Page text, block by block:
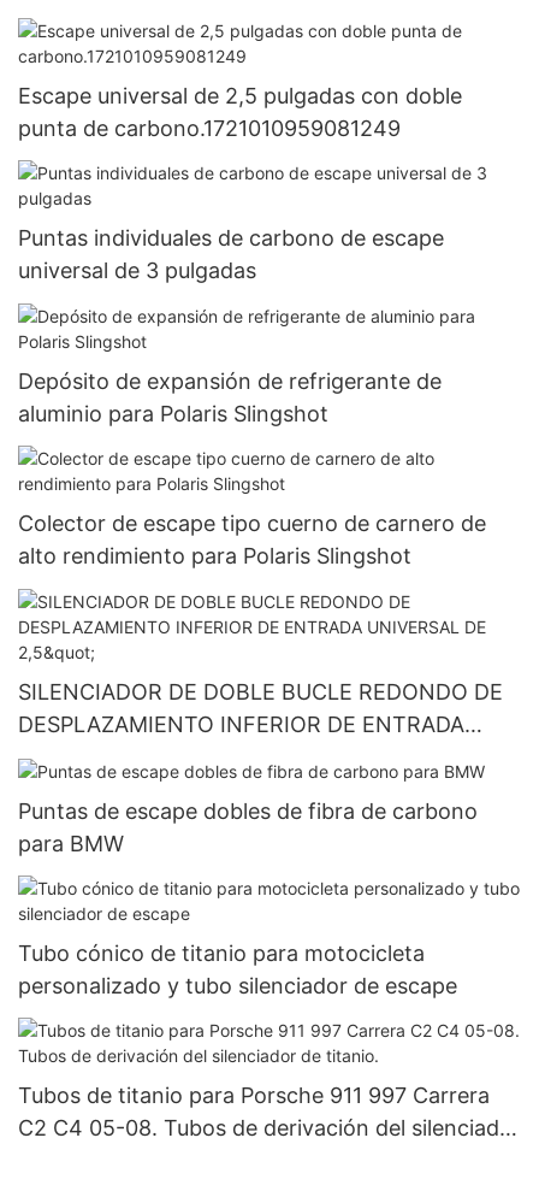
Escape universal de 2,5 pulgadas con doble
punta de carbono.1721010959081249
Puntas individuales de carbono de escape
universal de 3 pulgadas
Depósito de expansión de refrigerante de
aluminio para Polaris Slingshot
Colector de escape tipo cuerno de carnero de
alto rendimiento para Polaris Slingshot
SILENCIADOR DE DOBLE BUCLE REDONDO DE
DESPLAZAMIENTO INFERIOR DE ENTRADA
UNIVERSAL DE 2,5"
Puntas de escape dobles de fibra de carbono
para BMW
Tubo cónico de titanio para motocicleta
personalizado y tubo silenciador de escape
Tubos de titanio para Porsche 911 997 Carrera
C2 C4 05-08. Tubos de derivación del silenciador